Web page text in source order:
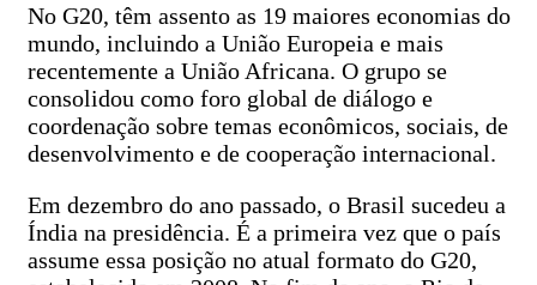
No G20, têm assento as 19 maiores economias do
mundo, incluindo a União Europeia e mais
recentemente a União Africana. O grupo se
consolidou como foro global de diálogo e
coordenação sobre temas econômicos, sociais, de
desenvolvimento e de cooperação internacional.
Em dezembro do ano passado, o Brasil sucedeu a
Índia na presidência. É a primeira vez que o país
assume essa posição no atual formato do G20,